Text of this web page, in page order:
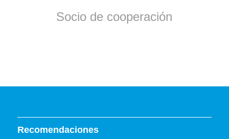
Socio de cooperación
Recomendaciones